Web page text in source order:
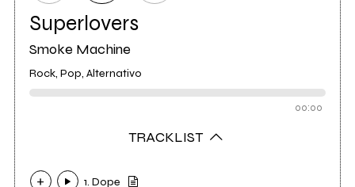
Superlovers
Smoke Machine
Rock, Pop, Alternativo
00:00
TRACKLIST
1. Dope